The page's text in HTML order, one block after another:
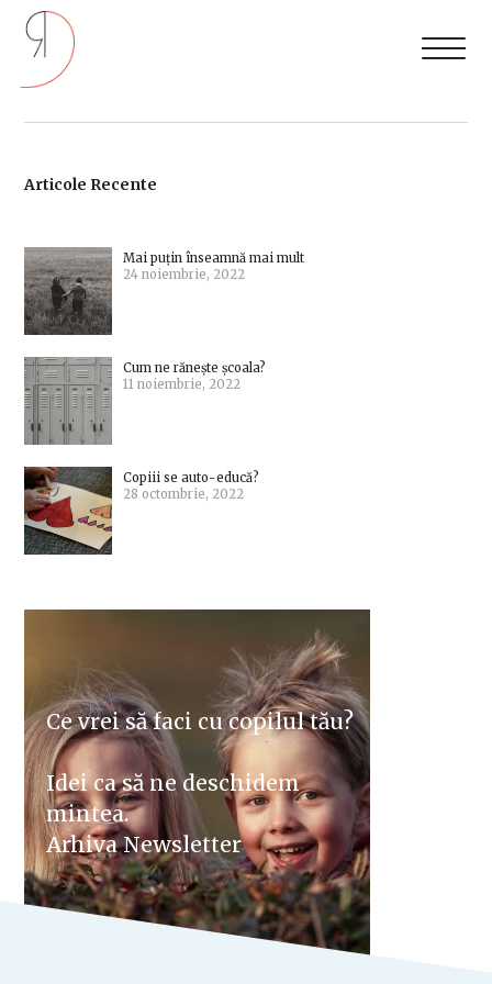
Articole Recente
Mai puțin înseamnă mai mult
24 noiembrie, 2022
Cum ne rănește școala?
11 noiembrie, 2022
Copiii se auto-educă?
28 octombrie, 2022
Ce vrei să faci cu copilul tău?
Idei ca să ne deschidem
mintea.
Arhiva Newsletter